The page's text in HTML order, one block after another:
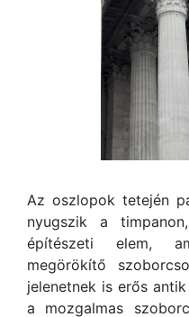
Az oszlopok tetején
nyugszik a
építészeti elem,
megörökítő
jelenetnek is erős
a mozgalmas